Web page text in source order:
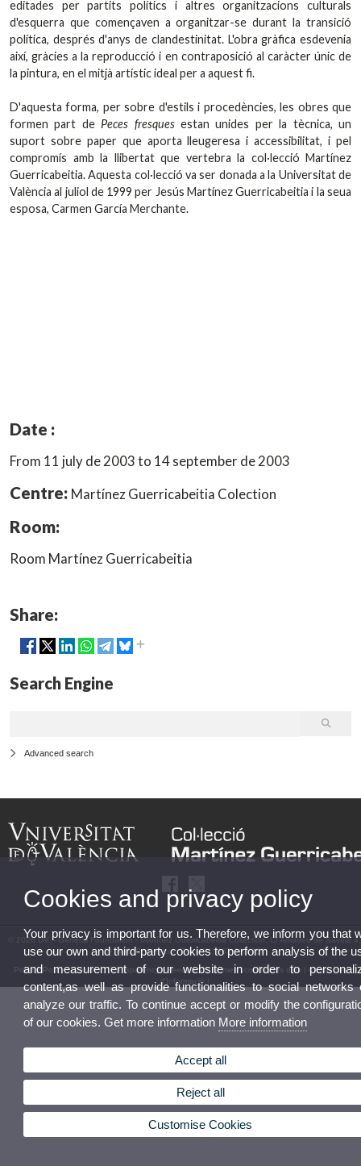
editades per partits polítics i altres organitzacions culturals
d'esquerra que començaven a organitzar-se durant la transició
política, després d'anys de clandestinitat. L'obra gràfica esdevenia
així, gràcies a la reproducció i en contraposició al caràcter únic de
la pintura, en el mitjà artístic ideal per a aquest fi.
D'aquesta forma, per sobre d'estils i procedències, les obres que
formen part de Peces fresquesestan unides per la tècnica, un
suport sobre paper que aporta lleugeresa i accessibilitat, i pel
compromís amb la llibertat que vertebra la col·lecció Martínez
Guerricabeitia. Aquesta col·lecció va ser donada a la Universitat de
València al juliol de 1999 per Jesús Martínez Guerricabeitia i la seua
esposa, Carmen García Merchante.
Date :
From 11 july de 2003 to 14 september de 2003
Centre: Martínez Guerricabeitia Colection
Room:
Room Martínez Guerricabeitia
Share:
Search Engine
Advanced search
© 2026 UV. - General Foundation - Martínez Guerricabeitia Collection, C/ Amadeu de Savoia 4,
5ª, 46010 València. Tel: (+34) 963 983 058
Privacy Policy|Cookies|Transparency|Feedback|Termes i condicions d’ús
Canal Intern
d'Informació
Cookies and privacy policy
Your privacy is important for us. Therefore, we inform you that
use our own and third-party cookies to perform analysis of the
and measurement of our website in order to
content,as well as provide functionalities to social networks
analyze our traffic. To continue accept or modify the
of our cookies. Get more information More information
Accept all
Reject all
Customise Cookies